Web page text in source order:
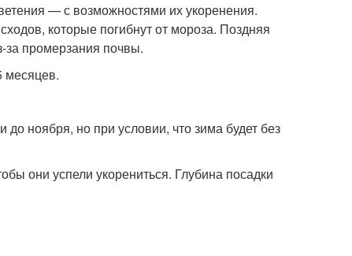
— с возможностями их укоренения.
которые погибнут от мороза. Поздняя
за промерзания почвы.
месяцев.
ноября, но при условии, что зима будет без
они успели укорениться. Глубина посадки